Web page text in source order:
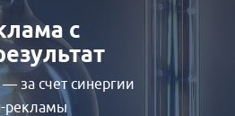
с
— за счет синергии
рекламы